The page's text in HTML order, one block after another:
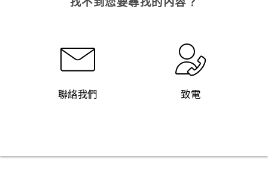
聯絡我們 致電